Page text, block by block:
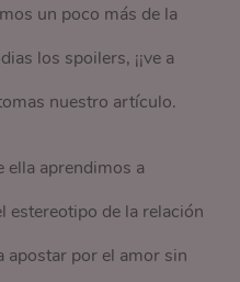
un poco más de la
los spoilers, ¡¡ve a
nuestro artículo.
ella aprendimos a
estereotipo de la relación
apostar por el amor sin